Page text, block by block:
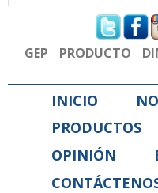
Formulario de
GEP PRODUCTO
INICIO
PRODUCTOS
OPINIÓN